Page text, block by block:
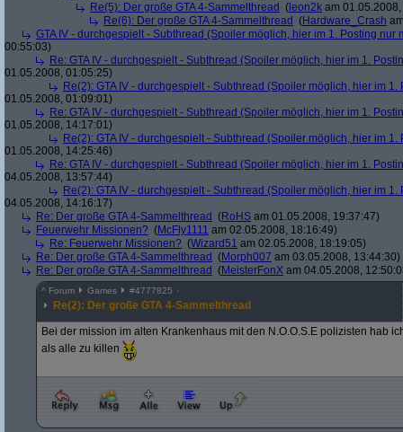
Re(5): Der große GTA 4-Sammelthread ( leon2k am
Re(6): Der große GTA 4-Sammelthread (Hardware_Crash
GTA IV - durchgespielt - Subthread (Spoiler möglich, hier im 1. Posting nur
00:55:03)
Re: GTA IV - durchgespielt - Subthread (Spoiler möglich, hier im 1.
01.05.2008, 01:05:25)
Re(2): GTA IV - durchgespielt - Subthread (Spoiler möglich, hier im 1.
01.05.2008, 01:09:01)
Re: GTA IV - durchgespielt - Subthread (Spoiler möglich, hier im 1.
01.05.2008, 14:17:01)
Re(2): GTA IV - durchgespielt - Subthread (Spoiler möglich, hier im 1.
01.05.2008, 14:25:46)
Re: GTA IV - durchgespielt - Subthread (Spoiler möglich, hier im 1.
04.05.2008, 13:57:44)
Re(2): GTA IV - durchgespielt - Subthread (Spoiler möglich, hier im 1.
04.05.2008, 14:16:17)
Re: Der große GTA 4-Sammelthread (RoHS am 01.05.2008, 19:37:47)
Feuerwehr Missionen? (McFly1111 am 02.05.2008, 18:16:49)
Re: Feuerwehr Missionen? (Wizard51 am 02.05.2008, 18:19:05)
Re: Der große GTA 4-Sammelthread (Morph007 am 03.05.2008, 13:44:30)
Re: Der große GTA 4-Sammelthread (MeisterFonX am 04.05.2008,
^ Forum Games #4777825
Re(2): Der große GTA 4-Sammelthread
Bei der mission im alten Krankenhaus mit den N.O.O.S.E polizisten hab
als alle zu killen